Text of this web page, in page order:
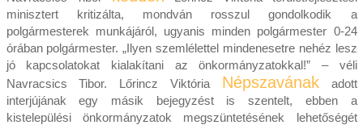
minisztert kritizálta, mondván rosszul gondolkodik a
polgármesterek munkájáról, ugyanis minden polgármester 0-24
órában polgármester. „Ilyen szemlélettel mindenesetre nehéz lesz
jó kapcsolatokat kialakítani az önkormányzatokkal!” – véli
Navracsics Tibor. Lőrincz Viktória Népszavánakadott
interjújának egy másik bejegyzést is szentelt, ebben a
kistelepülési önkormányzatok megszüntetésének lehetőségét